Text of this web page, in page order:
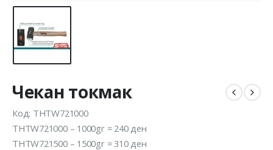
Чекан токмак
Код: THTW721000
THTW721000 – 1000gr = 240 ден
THTW721500 – 1500gr = 310 ден